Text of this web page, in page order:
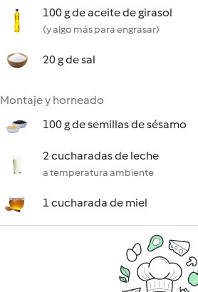
100 g de aceite de girasol
(y algo más para engrasar)
20 g de sal
Montaje y horneado
100 g de semillas de sésamo
2 cucharadas de leche
a temperatura ambiente
1 cucharada de miel